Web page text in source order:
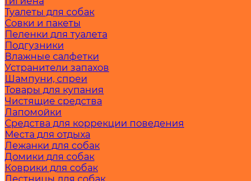
Туалеты для собак
Совки и пакеты
Пеленки для туалета
Подгузники
Влажные салфетки
Устранители запахов
Шампуни, спреи
Товары для купания
Чистящие средства
Лапомойки
Средства для коррекции поведения
Места для отдыха
Лежанки для собак
Домики для собак
Коврики для собак